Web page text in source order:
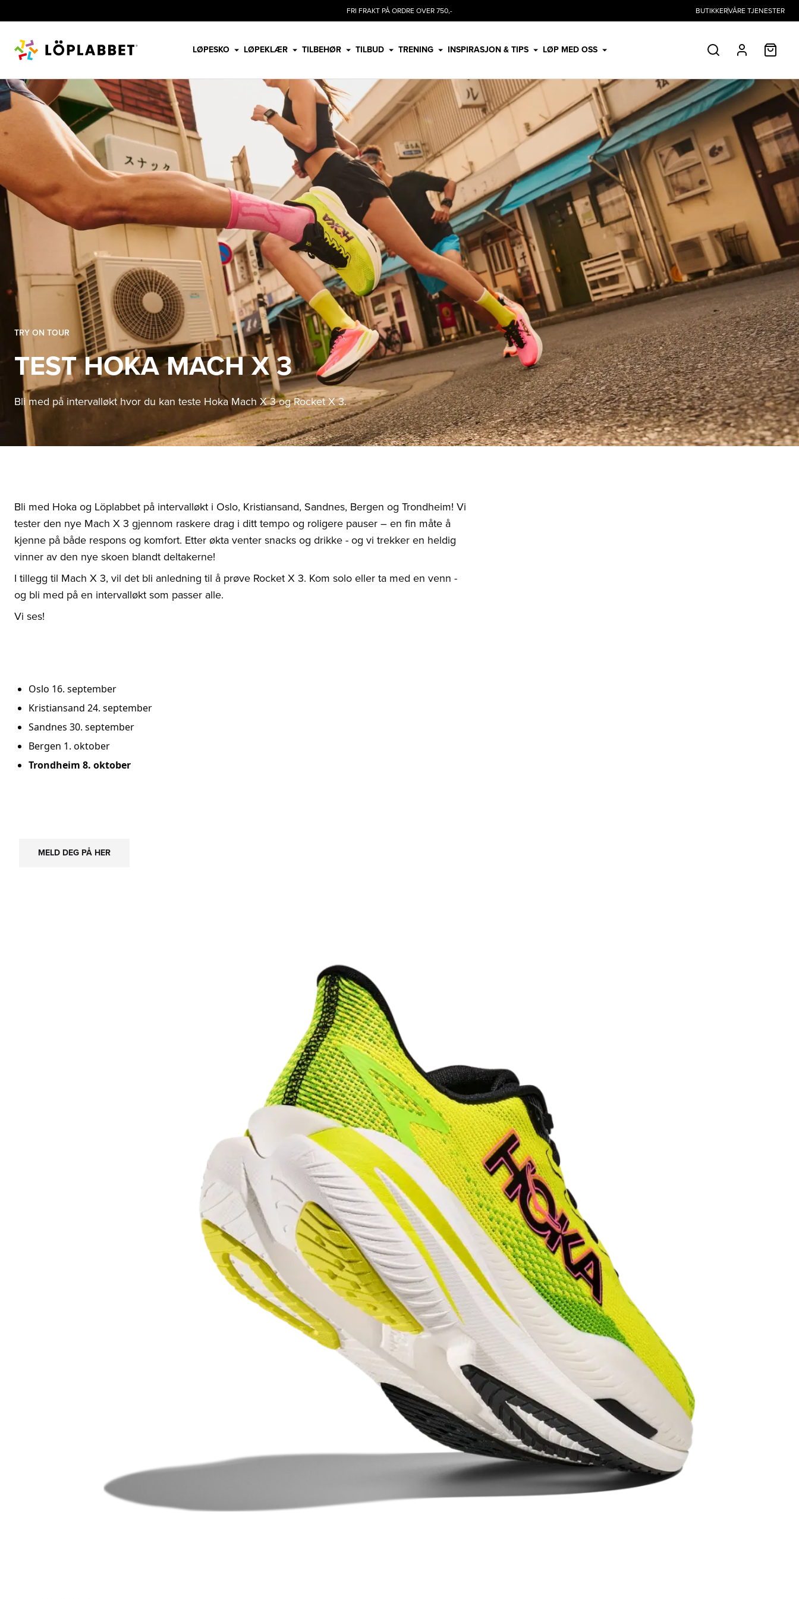
FRI FRAKT PÅ ORDRE OVER 750,- BUTIKKERVÅRE TJENESTER
LØPESKO LØPEKLÆR TILBEHØR TILBUD TRENING INSPIRASJON & TIPS LØP MED OSS SØK PROFIL
TRY ON TOUR
TEST HOKA MACH X 3
Bli med på intervalløkt hvor du kan teste Hoka Mach X 3 og Rocket X 3.
Bli med Hoka og Löplabbet på intervalløkt i Oslo, Kristiansand, Sandnes, Bergen og Trondheim! Vi
tester den nye Mach X 3 gjennom raskere drag i ditt tempo og roligere pauser – en fin måte å
kjenne på både respons og komfort. Etter økta venter snacks og drikke - og vi trekker en heldig
vinner av den nye skoen blandt deltakerne!
I tillegg til Mach X 3, vil det bli anledning til å prøve Rocket X 3. Kom solo eller ta med en venn -
og bli med på en intervalløkt som passer alle.
Vi ses!
Oslo 16. september
Kristiansand 24. september
Sandnes 30. september
Bergen 1. oktober
Trondheim 8. oktober
MELD DEG PÅ HER